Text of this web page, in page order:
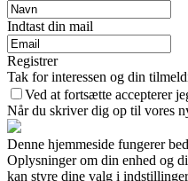
Indtast din mail
Registrer
Tak for interessen og din
Ved at fortsætte accepterer
Når du skriver dig op til vores
Denne hjemmeside fungerer
Oplysninger om din enhed og
kan styre dine valg i